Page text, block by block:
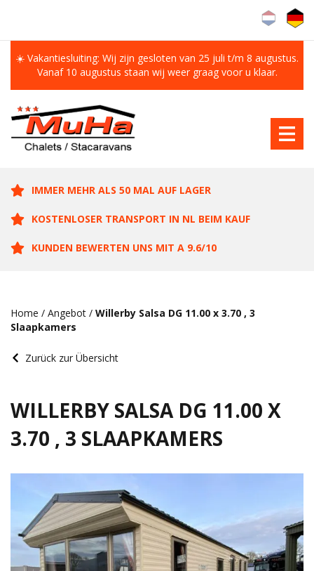
☀️ Vakantiesluiting: Wij zijn gesloten van 25 juli t/m 8 augustus.
Vanaf 10 augustus staan wij weer graag voor u klaar.
IMMER MEHR ALS 50 MAL AUF LAGER
KOSTENLOSER TRANSPORT IN NL BEIM KAUF
KUNDEN BEWERTEN UNS MIT A 9.6/10
Home / Angebot / Willerby Salsa DG 11.00 x 3.70 , 3
Slaapkamers
Zurück zur Übersicht
WILLERBY SALSA DG 11.00 X
3.70 , 3 SLAAPKAMERS